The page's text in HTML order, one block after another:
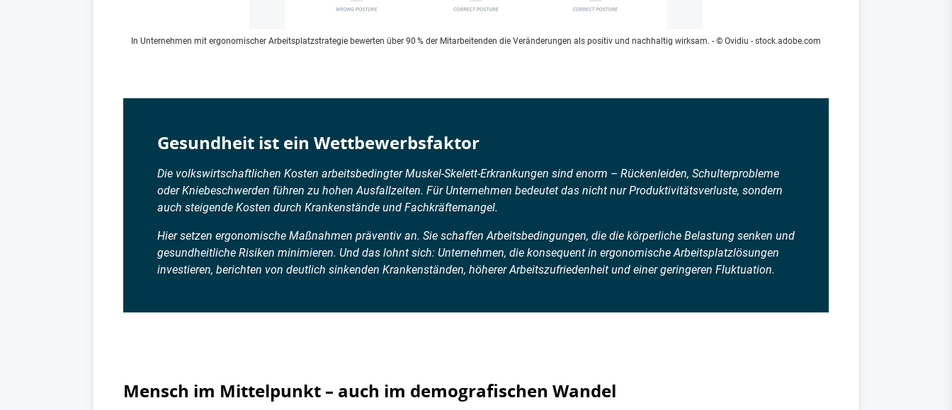
In Unternehmen mit ergonomischer Arbeitsplatzstrategie bewerten über 90 % der Mitarbeitenden die Veränderungen als positiv und nachhaltig wirksam. - © Ovidiu - stock.adobe.com
Gesundheit ist ein Wettbewerbsfaktor
Die volkswirtschaftlichen Kosten arbeitsbedingter Muskel-Skelett-Erkrankungen sind enorm – Rückenleiden, Schulterprobleme
oder Kniebeschwerden führen zu hohen Ausfallzeiten. Für Unternehmen bedeutet das nicht nur Produktivitätsverluste, sondern
auch steigende Kosten durch Krankenstände und Fachkräftemangel.
Hier setzen ergonomische Maßnahmen präventiv an. Sie schaffen Arbeitsbedingungen, die die körperliche Belastung senken und
gesundheitliche Risiken minimieren. Und das lohnt sich: Unternehmen, die konsequent in ergonomische Arbeitsplatzlösungen
investieren, berichten von deutlich sinkenden Krankenständen, höherer Arbeitszufriedenheit und einer geringeren Fluktuation.
Mensch im Mittelpunkt – auch im demografischen Wandel